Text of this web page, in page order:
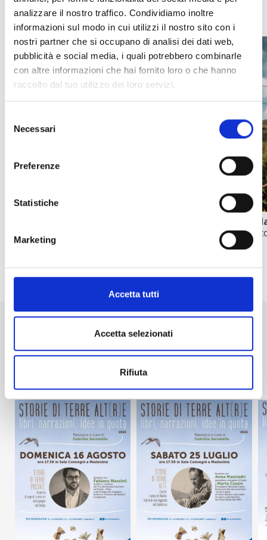
analizzare il nostro traffico. Condividiamo inoltre
informazioni sul modo in cui utilizzi il nostro sito con i
nostri partner che si occupano di analisi dei dati web,
pubblicità e social media, i quali potrebbero combinarle
con altre informazioni che hai fornito loro o che hanno
raccolto dal tuo utilizzo dei loro servizi.
delNecessari
Preferenze
Statistiche
Marketing
Accetta tutti
Accetta selezionati
Rifiuta
estate active a Madesimo
Trekking
scopri
Leggi le ultime news
Vacanze a Madesimo: istruzioni
per l’uso